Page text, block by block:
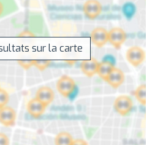
sur la carte